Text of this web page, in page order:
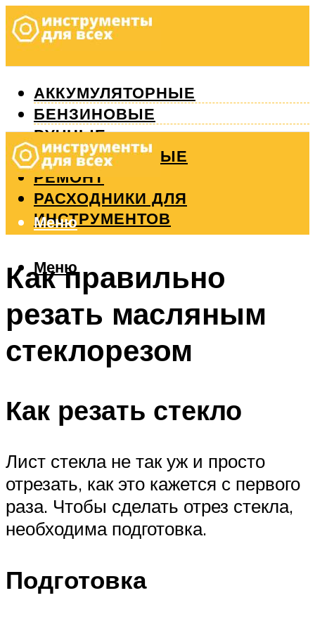
АККУМУЛЯТОРНЫЕ
БЕНЗИНОВЫЕ
РУЧНЫЕ
ИЗМЕРИТЕЛЬНЫЕ
РЕМОНТ
РАСХОДНИКИ ДЛЯ
ИНСТРУМЕНТОВ
Меню
Меню
Как правильно
резать масляным
стеклорезом
Как резать стекло
Лист стекла не так уж и просто
отрезать, как это кажется с первого
раза. Чтобы сделать отрез стекла,
необходима подготовка.
Подготовка